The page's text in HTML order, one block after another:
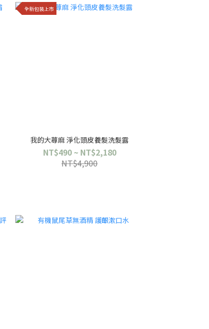
全新包裝上市
我的大蕁麻 淨化頭皮養髮洗髮露
NT$490 ~ NT$2,180
NT$4,900